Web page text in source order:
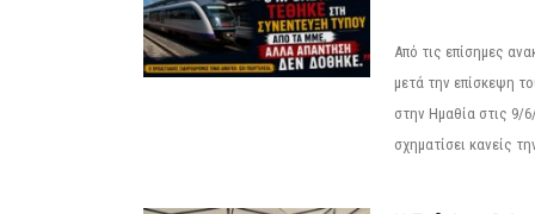
Από τις επίσημες
μετά την επίσκεψη
στην Ημαθία στις 9/
σχηματίσει κανείς